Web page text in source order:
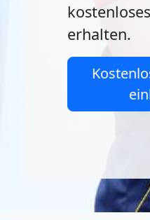
erhalten.